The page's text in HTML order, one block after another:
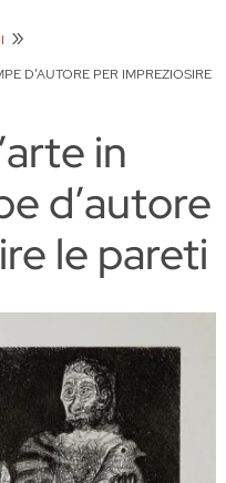
D’AUTORE PER IMPREZIOSIRE
in
d’autore
le pareti